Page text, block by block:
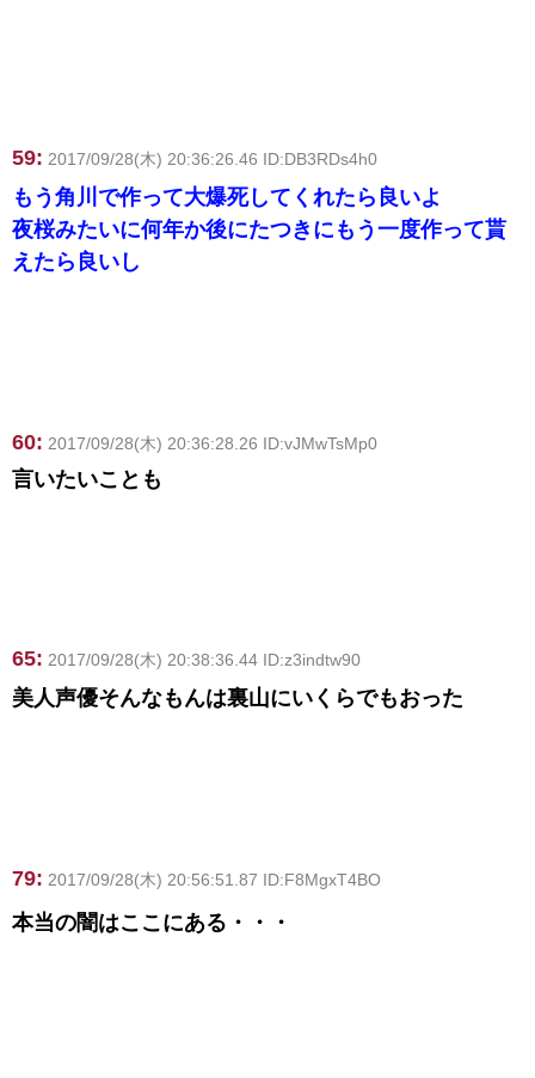
59: 2017/09/28(木) 20:36:26.46 ID:DB3RDs4h0
もう角川で作って大爆死してくれたら良いよ
夜桜みたいに何年か後にたつきにもう一度作って貰
えたら良いし
60: 2017/09/28(木) 20:36:28.26 ID:vJMwTsMp0
言いたいことも
65: 2017/09/28(木) 20:38:36.44 ID:z3indtw90
美人声優そんなもんは裏山にいくらでもおった
79: 2017/09/28(木) 20:56:51.87 ID:F8MgxT4BO
本当の闇はここにある・・・